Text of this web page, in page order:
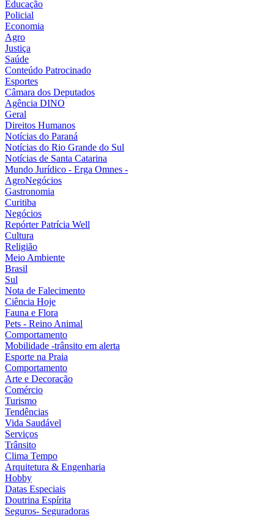
Educação
Policial
Economia
Agro
Justiça
Saúde
Conteúdo Patrocinado
Esportes
Câmara dos Deputados
Agência DINO
Geral
Direitos Humanos
Notícias do Paraná
Notícias do Rio Grande do Sul
Notícias de Santa Catarina
Mundo Jurídico - Erga Omnes -
AgroNegócios
Gastronomia
Curitiba
Negócios
Repórter Patrícia Well
Cultura
Religião
Meio Ambiente
Brasil
Sul
Nota de Falecimento
Ciência Hoje
Fauna e Flora
Pets - Reino Animal
Comportamento
Mobilidade -trânsito em alerta
Esporte na Praia
Comportamento
Arte e Decoração
Comércio
Turismo
Tendências
Vida Saudável
Serviços
Trânsito
Clima Tempo
Arquitetura & Engenharia
Hobby
Datas Especiais
Doutrina Espírita
Seguros- Seguradoras